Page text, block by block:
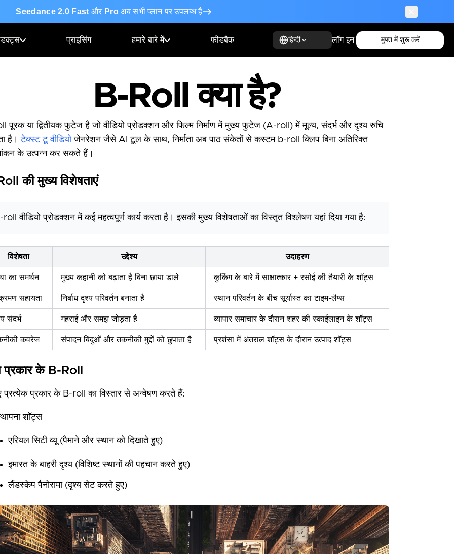
Seedance 2.0 Fast और Proअब सभी प्लान पर उपलब्ध हैं
प्राइसिंग हमारे बारे में फीडबैक हिन्दी लॉग इन मुफ्त में शुरू करें
B-Roll क्या है?
पूरक या द्वितीयक फुटेज है जो वीडियो प्रोडक्शन और फिल्म निर्माण में मुख्य फुटेज (A-roll) में मूल्य, संदर्भ और दृश्य रुचि
है।टेक्स्ट टू वीडियोजेनरेशन जैसे AI टूल के साथ, निर्माता अब पाठ संकेतों से कस्टम b-roll क्लिप बिना अतिरिक्त
के उत्पन्न कर सकते हैं।
की मुख्य विशेषताएं
roll वीडियो प्रोडक्शन में कई महत्वपूर्ण कार्य करता है। इसकी मुख्य विशेषताओं का विस्तृत विश्लेषण यहां दिया गया है:
विशेषता उद्देश्य उदाहरण
का समर्थन मुख्य कहानी को बढ़ाता है बिना छाया डाले कुकिंग के बारे में साक्षात्कार + रसोई की तैयारी के शॉट्स
सहायता निर्बाध दृश्य परिवर्तन बनाता है स्थान परिवर्तन के बीच सूर्यास्त का टाइम-लैप्स
संदर्भ गहराई और समझ जोड़ता है व्यापार समाचार के दौरान शहर की स्काईलाइन के शॉट्स
कवरेज संपादन बिंदुओं और तकनीकी मुद्दों को छुपाता है प्रशंसा में अंतराल शॉट्स के दौरान उत्पाद शॉट्स
के B-Roll
प्रत्येक प्रकार के B-roll का विस्तार से अन्वेषण करते हैं:
शॉट्स
एरियल सिटी व्यू (पैमाने और स्थान को दिखाते हुए)
इमारत के बाहरी दृश्य (विशिष्ट स्थानों की पहचान करते हुए)
लैंडस्केप पैनोरामा (दृश्य सेट करते हुए)